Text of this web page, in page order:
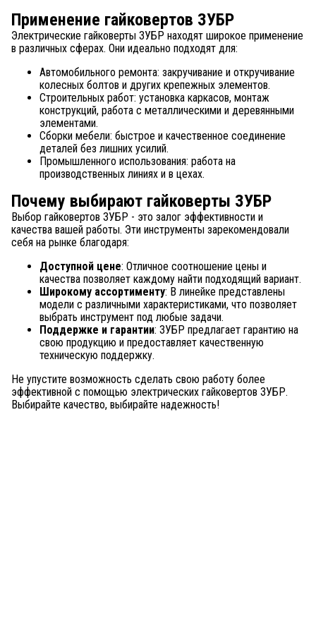
Применение гайковертов ЗУБР
Электрические гайковерты ЗУБР находят широкое применение
в различных сферах. Они идеально подходят для:
Автомобильного ремонта: закручивание и откручивание
колесных болтов и других крепежных элементов.
Строительных работ: установка каркасов, монтаж
конструкций, работа с металлическими и деревянными
элементами.
Сборки мебели: быстрое и качественное соединение
деталей без лишних усилий.
Промышленного использования: работа на
производственных линиях и в цехах.
Почему выбирают гайковерты ЗУБР
Выбор гайковертов ЗУБР - это залог эффективности и
качества вашей работы. Эти инструменты зарекомендовали
себя на рынке благодаря:
Доступной цене: Отличное соотношение цены и
качества позволяет каждому найти подходящий вариант.
Широкому ассортименту: В линейке представлены
модели с различными характеристиками, что позволяет
выбрать инструмент под любые задачи.
Поддержке и гарантии: ЗУБР предлагает гарантию на
свою продукцию и предоставляет качественную
техническую поддержку.
Не упустите возможность сделать свою работу более
эффективной с помощью электрических гайковертов ЗУБР.
Выбирайте качество, выбирайте надежность!